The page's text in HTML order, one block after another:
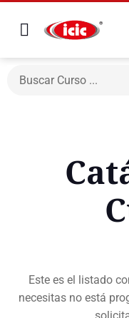
Este es el listado
necesitas no está